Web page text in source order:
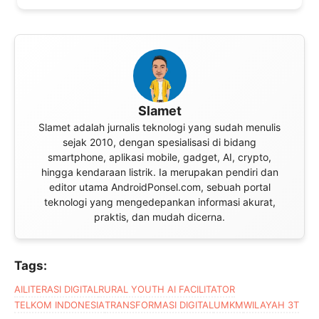
Slamet
Slamet adalah jurnalis teknologi yang sudah menulis
sejak 2010, dengan spesialisasi di bidang
smartphone, aplikasi mobile, gadget, AI, crypto,
hingga kendaraan listrik. Ia merupakan pendiri dan
editor utama AndroidPonsel.com, sebuah portal
teknologi yang mengedepankan informasi akurat,
praktis, dan mudah dicerna.
Tags:
AILITERASI DIGITALRURAL YOUTH AI FACILITATOR
TELKOM INDONESIATRANSFORMASI DIGITALUMKMWILAYAH 3T